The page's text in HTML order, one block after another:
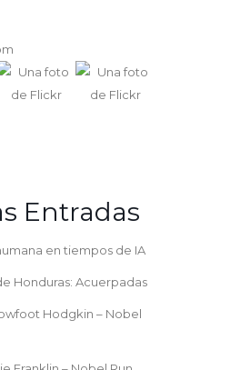
Entradas
en tiempos de IA
Honduras: Acuerpadas
Hodgkin – Nobel